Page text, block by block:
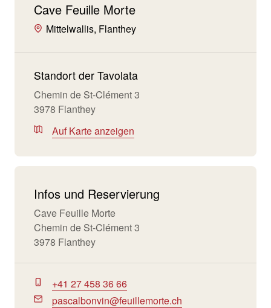
Cave Feuille Morte
Mittelwallis, Flanthey
Standort der Tavolata
Chemin de St-Clément 3
3978 Flanthey
Auf Karte anzeigen
Infos und Reservierung
Cave Feuille Morte
Chemin de St-Clément 3
3978 Flanthey
+41 27 458 36 66
pascalbonvin@feuillemorte.ch